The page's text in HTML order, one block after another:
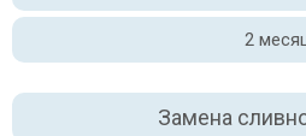
2
Замена